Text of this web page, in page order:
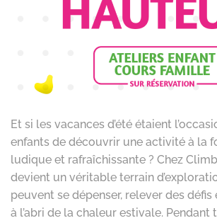
Et si les vacances d’été étaient
enfants de découvrir une activité à la
ludique et rafraîchissante ? Chez
devient un véritable terrain
peuvent se dépenser, relever des défis
à l’abri de la chaleur estivale. Pendant